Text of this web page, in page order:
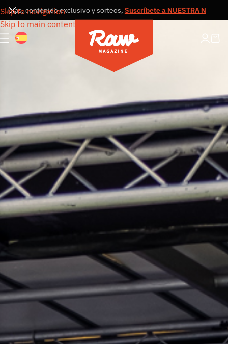
Skip to navigation
Skip to main content
contenido exclusivo y sorteos,Suscríbete a NUESTRA